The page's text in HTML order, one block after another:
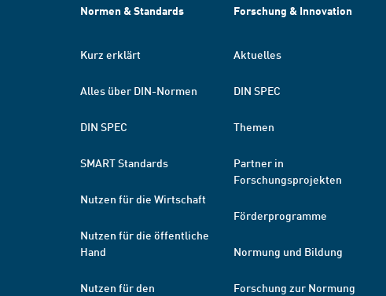
Normen & Standards
Kurz erklärt
Alles über DIN-Normen
DIN SPEC
SMART Standards
Nutzen für die Wirtschaft
Nutzen für die öffentliche
Hand
Nutzen für den
Forschung & Innovation
Aktuelles
DIN SPEC
Themen
Partner in
Forschungsprojekten
Förderprogramme
Normung und Bildung
Forschung zur Normung